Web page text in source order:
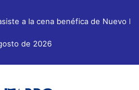
a la cena benéfica de Nuevo
de 2026